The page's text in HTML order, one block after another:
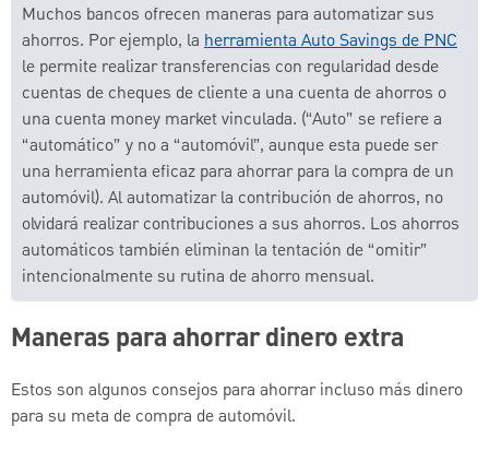
Muchos bancos ofrecen maneras para automatizar sus
ahorros. Por ejemplo, la herramienta Auto Savings de PNC
le permite realizar transferencias con regularidad desde
cuentas de cheques de cliente a una cuenta de ahorros o
una cuenta money market vinculada. (“Auto” se refiere a
“automático” y no a “automóvil”, aunque esta puede ser
una herramienta eficaz para ahorrar para la compra de un
automóvil). Al automatizar la contribución de ahorros, no
olvidará realizar contribuciones a sus ahorros. Los ahorros
automáticos también eliminan la tentación de “omitir”
intencionalmente su rutina de ahorro mensual.
Maneras para ahorrar dinero extra
Estos son algunos consejos para ahorrar incluso más dinero
para su meta de compra de automóvil.